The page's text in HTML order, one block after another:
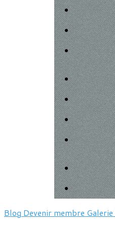
Blog Devenir membre Galerie